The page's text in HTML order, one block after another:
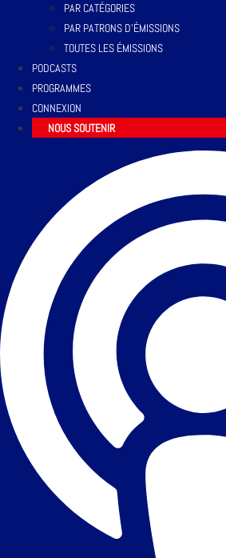
PAR CATÉGORIES
PAR PATRONS D’ÉMISSIONS
TOUTES LES ÉMISSIONS
PODCASTS
PROGRAMMES
CONNEXION
NOUS SOUTENIR